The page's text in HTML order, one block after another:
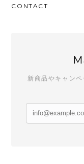
CONTACT
新商品やキャン